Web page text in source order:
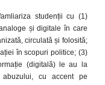
studenții cu (1)
și digitale în care
circulată și folosită;
în scopuri politice; (3)
(digitală)
le au la
, cu accent pe